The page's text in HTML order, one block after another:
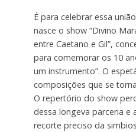
É para celebrar essa
nasce o show “Divino
entre Caetano e Gil”,
para comemorar os 10
um instrumento”. O
composições que se
O repertório do show
dessa longeva parceria e
recorte preciso da